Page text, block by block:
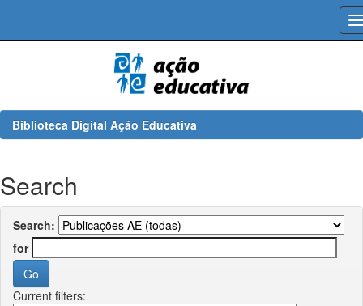
Biblioteca Digital Ação Educativa
Search
Search:
for
Current filters: